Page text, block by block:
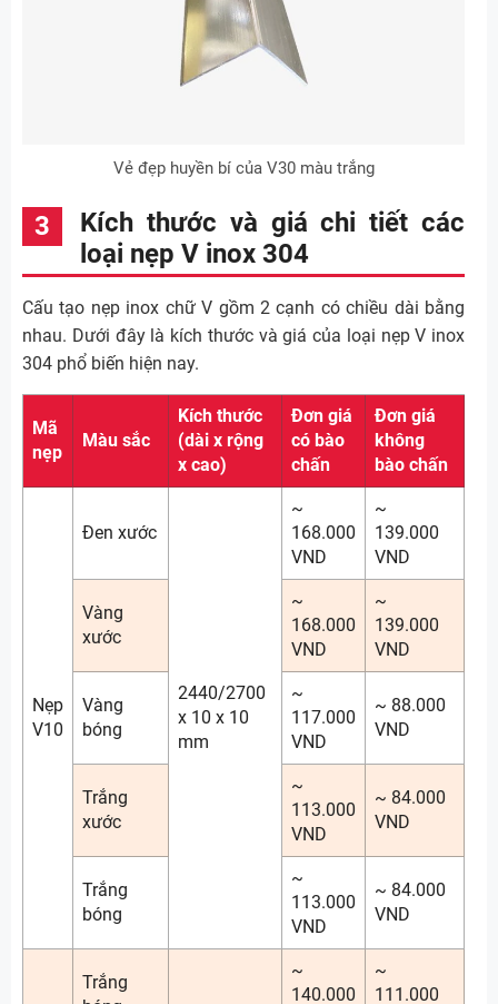
Vẻ đẹp huyền bí của V30 màu trắng
Kích thước và giá chi tiết các
loại nẹp V inox 304
Cấu tạo nẹp inox chữ V gồm 2 cạnh có chiều dài bằng
nhau. Dưới đây là kích thước và giá của loại nẹp V inox
304 phổ biến hiện nay.
Mã
nẹp
Màu sắc
Kích thước
(dài x rộng
x cao)
Đơn giá
có bào
chấn
Đơn giá
không
bào chấn
Nẹp
V10
Đen xước
2440/2700
x 10 x 10
mm
~
168.000
VND
~
139.000
VND
Vàng
xước
~
168.000
VND
~
139.000
VND
Vàng
bóng
~
117.000
VND
~ 88.000
VND
Trắng
xước
~
113.000
VND
~ 84.000
VND
Trắng
bóng
~
113.000
VND
~ 84.000
VND
Trắng
~
140.000
~
111.000